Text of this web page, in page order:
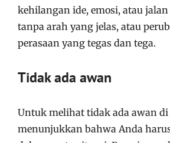
kehilangan ide, emosi, atau
tanpa arah yang jelas, atau
perasaan yang tegas dan tega.
Tidak ada awan
Untuk melihat tidak ada awan
menunjukkan bahwa Anda